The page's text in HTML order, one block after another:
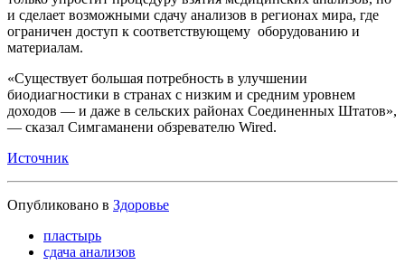
и сделает возможными сдачу анализов в регионах мира, где
ограничен доступ к соответствующему оборудованию и
материалам.
«Существует большая потребность в улучшении
биодиагностики в странах с низким и средним уровнем
доходов — и даже в сельских районах Соединенных Штатов»,
— сказал Симгаманени обзревателю Wired.
Источник
Опубликовано в Здоровье
пластырь
сдача анализов